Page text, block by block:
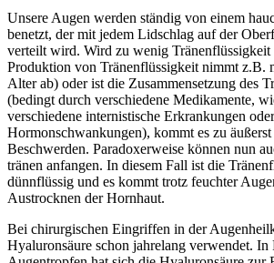
Unsere Augen werden ständig von einem
benetzt, der mit jedem Lidschlag auf der
verteilt wird. Wird zu wenig Tränenflüssigkeit
Produktion von Tränenflüssigkeit nimmt z.B.
Alter ab) oder ist die Zusammensetzung des
(bedingt durch verschiedene Medikamente,
verschiedene internistische Erkrankungen oder
Hormonschwankungen), kommt es zu äußerst
Beschwerden. Paradoxerweise können nun
tränen anfangen. In diesem Fall ist die
dünnflüssig und es kommt trotz feuchter
Austrocknen der Hornhaut.
Bei chirurgischen Eingriffen in der
Hyaluronsäure schon jahrelang verwendet. In